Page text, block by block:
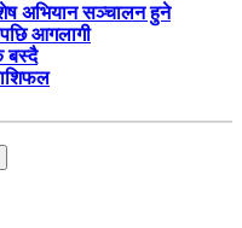
अभियान सञ्चालन हुने
आगलागी
बस्दै